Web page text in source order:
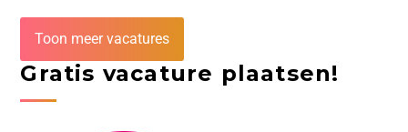
Toon meer vacatures
Gratis vacature plaatsen!